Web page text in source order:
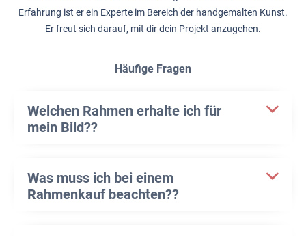
Erfahrung ist er ein Experte im Bereich der handgemalten Kunst.
Er freut sich darauf, mit dir dein Projekt anzugehen.
Häufige Fragen
Welchen Rahmen erhalte ich für
mein Bild??
Was muss ich bei einem
Rahmenkauf beachten??